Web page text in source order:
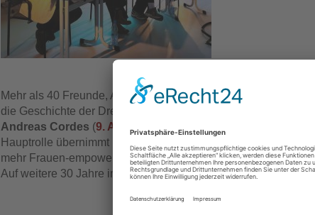
Mehr als 40 Freunde, Absolvent/innen und Dozent/innen der
die Geschichte der Drehbuchschule. Anlass war der 30.
Andreas Cordes (9. Ausbildung zum Autor/in für Film & TV
Hauptrolle übernimmt (Lassie 2) und Teilnehmerin
mehr Frauen-empowerte Filmwelt wünscht. Das ganze
Auf weitere 30 Jahre im Dienste guter Filmgeschichten!